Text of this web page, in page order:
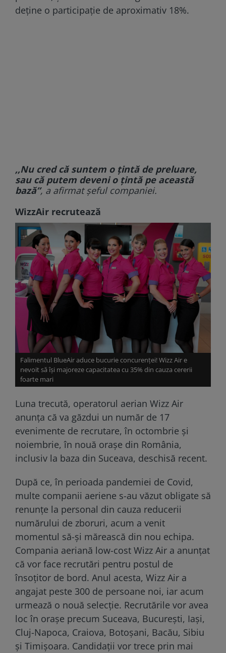
deţine o participaţie de aproximativ 18%.
,,Nu cred că suntem o ţintă de preluare,
sau că putem deveni o ţintă pe această
bază”, a afirmat şeful companiei.
WizzAir recrutează
Falimentul BlueAir aduce bucurie concurenței! Wizz Air e
nevoit să își majoreze capacitatea cu 35% din cauza cererii
foarte mari
Luna trecută, operatorul aerian Wizz Air
anunţa că va găzdui un număr de 17
evenimente de recrutare, în octombrie şi
noiembrie, în nouă oraşe din România,
inclusiv la baza din Suceava, deschisă recent.
După ce, în perioada pandemiei de Covid,
multe companii aeriene s-au văzut obligate să
renunțe la personal din cauza reducerii
numărului de zboruri, acum a venit
momentul să-și mărească din nou echipa.
Compania aeriană low-cost Wizz Air a anunțat
că vor face recrutări pentru postul de
însoțitor de bord. Anul acesta, Wizz Air a
angajat peste 300 de persoane noi, iar acum
urmează o nouă selecție. Recrutările vor avea
loc în orașe precum Suceava, București, Iași,
Cluj-Napoca, Craiova, Botoșani, Bacău, Sibiu
și Timișoara. Candidații vor trece prin mai